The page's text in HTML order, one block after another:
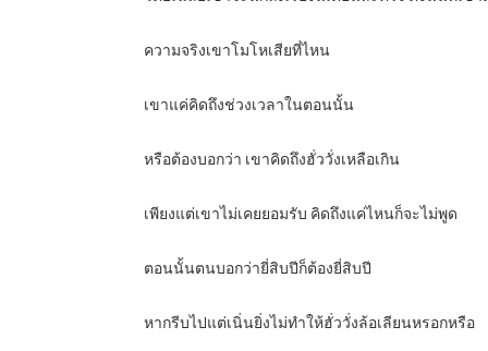
ความจริงเขาโมโหเสียที่ไหน
เขาแค่คิดถึงช่วงเวลาในตอนนั้น
หรือต้องบอกว่า เขาคิดถึงฮั่ววั่งเหลือเกิน
เพียงแต่เขาไม่เคยยอมรับ คิดถึงแค่ไหนก็จะไม่พูด
ตอนนั้นตนบอกว่ายี่สิบปีก็ต้องยี่สิบปี
หากรีบไปแต่เนิ่นยิ่งไม่ทำให้ฮั่ววั่งล้อเลียนหรอกหรือ